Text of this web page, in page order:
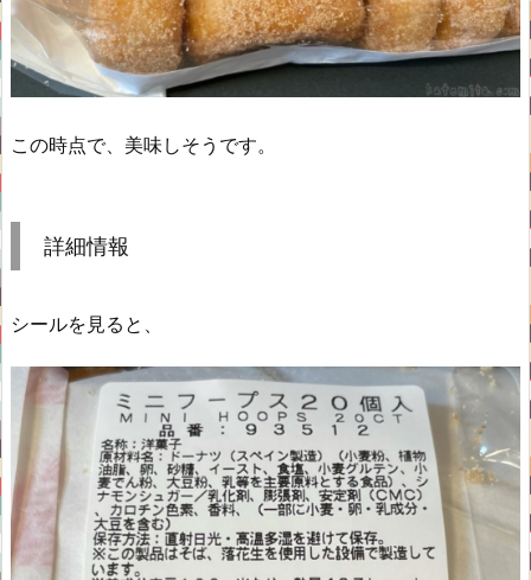
この時点で、美味しそうです。
詳細情報
シールを見ると、